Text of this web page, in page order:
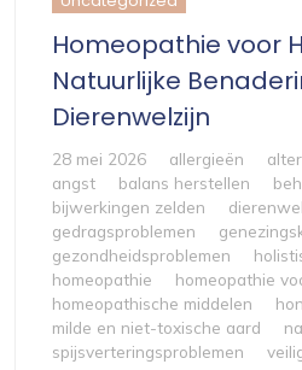
Homeopathie voor
Natuurlijke
Dierenwelzijn
28 mei 2026 allergieën
angst
balans herstellen
bijwerkingen zelden
gedragsproblemen
gezondheidsproblemen
homeopathie
homeopathie
homeopathische middelen
milde en niet-toxische aard
spijsverteringsproblemen